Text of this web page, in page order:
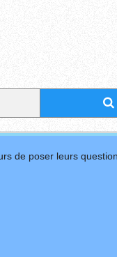
de poser leurs